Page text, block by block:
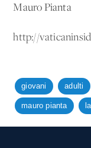
Mauro Pianta
http://
giovani adulti
mauro pianta